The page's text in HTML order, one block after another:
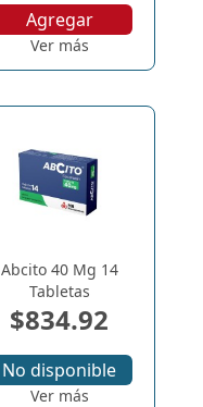
Agregar
Ver más
Abcito 40 Mg 14
Tabletas
$834.92
No disponible
Ver más